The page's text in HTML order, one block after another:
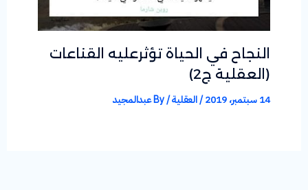
النجاح في الحياة تؤثرعليه القناعات
(العقلية ج2)
/العقلية/ By عبدالمجيد